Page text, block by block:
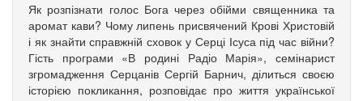
Як розпізнати голос Бога через обійми священника та
аромат кави? Чому липень присвячений Крові Христовій
і як знайти справжній сховок у Серці Ісуса під час війни?
Гість програми «В родині Радіо Марія», семінарист
згромадження Серцанів Сергій Барнич, ділиться своєю
історією покликання, розповідає про життя української